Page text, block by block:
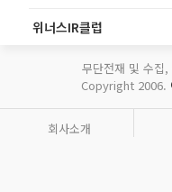
위너스IR클럽
무단전재 및 수집
Copyright 2006.
회사소개